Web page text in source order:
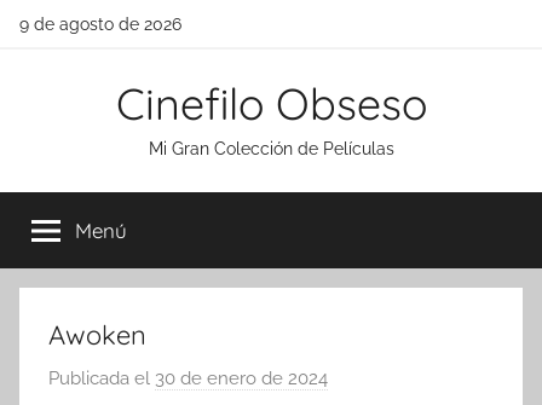
Saltar
9 de agosto de 2026
Cinefilo Obseso
Mi Gran Colección de Películas
Menú
Awoken
Publicada el 30 de enero de 2024